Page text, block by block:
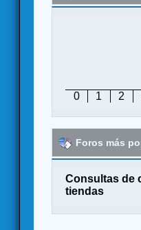
0 1 2
Foros más
Consultas de
tiendas